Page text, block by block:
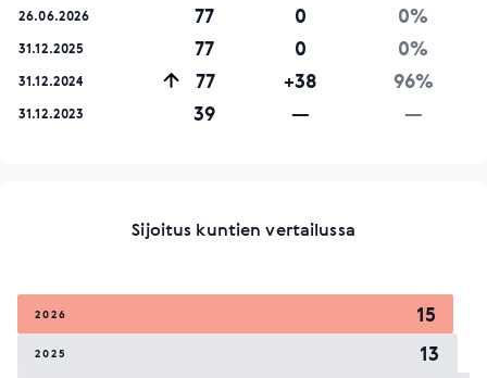
26.06.2026 77 0 0%
31.12.2025 77 0 0%
31.12.2024 77 +38 96%
31.12.2023 39 — —
Sijoitus kuntien vertailussa
2026 15
2025 13